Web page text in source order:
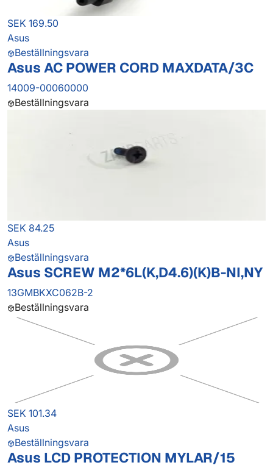
SEK 169.50
Asus
Beställningsvara
Asus AC POWER CORD MAXDATA/3C
14009-00060000
Beställningsvara
SEK 84.25
Asus
Beställningsvara
Asus SCREW M2*6L(K,D4.6)(K)B-NI,NY
13GMBKXC062B-2
Beställningsvara
SEK 101.34
Asus
Beställningsvara
Asus LCD PROTECTION MYLAR/15